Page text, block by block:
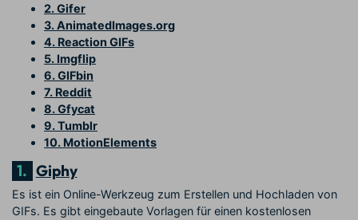
2. Gifer
3. AnimatedImages.org
4. Reaction GIFs
5. Imgflip
6. GIFbin
7. Reddit
8. Gfycat
9. Tumblr
10. MotionElements
1. Giphy
Es ist ein Online-Werkzeug zum Erstellen und Hochladen von
GIFs. Es gibt eingebaute Vorlagen für einen kostenlosen